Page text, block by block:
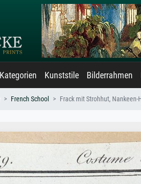
Kategorien Kunststile Bilderrahmen
French School Frack mit Strohhut,